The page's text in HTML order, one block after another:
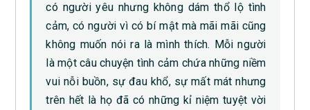
có người yêu nhưng không dám thổ lộ tình
cảm, có người vì có bí mật mà mãi mãi cũng
không muốn nói ra là mình thích. Mỗi người
là một câu chuyện tình cảm chứa những niềm
vui nỗi buồn, sự đau khổ, sự mất mát nhưng
trên hết là họ đã có những kỉ niệm tuyệt vời